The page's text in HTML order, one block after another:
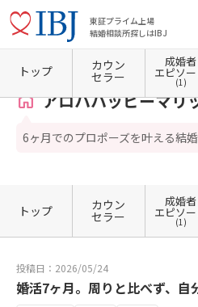
東証プライム上場
結婚相談所探しはIBJ
ホーム 神奈川県の結婚相談所 神奈川県横浜市
アロハハッピーマリ
6ヶ月でのプロポーズを叶える結
トップ カウン
セラー
成婚者
エピソー
(1)
トップ カウン
セラー
成婚者
エピソー
(1)
投稿日：2026/05/24
婚活7ヶ月。周りと比べず、